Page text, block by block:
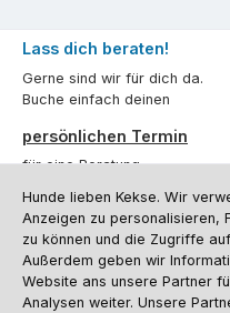
Lass dich beraten!
Gerne sind wir für dich da.
Buche einfach deinen
persönlichen Termin
für eine Beratung.
Oder über unser
Vertrag widerrufen
Hunde lieben Kekse. Wir
Anzeigen zu personalisieren,
zu können und die Zugriffe
Außerdem geben wir
Website ans unsere Partner
Analysen weiter. Unsere